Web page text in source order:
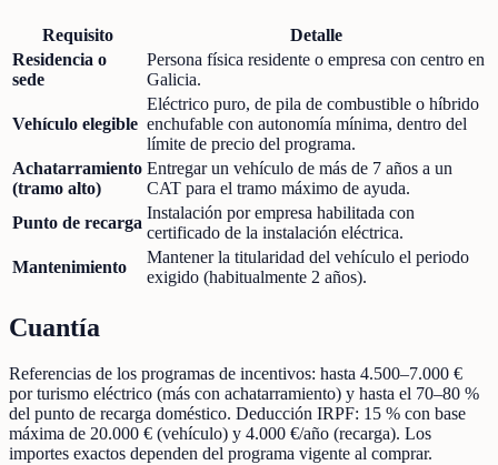
Requisito
Detalle
Residencia o
sede
Persona física residente o empresa con centro en
Galicia.
Vehículo elegible
Eléctrico puro, de pila de combustible o híbrido
enchufable con autonomía mínima, dentro del
límite de precio del programa.
Achatarramiento
(tramo alto)
Entregar un vehículo de más de 7 años a un
CAT para el tramo máximo de ayuda.
Punto de recarga
Instalación por empresa habilitada con
certificado de la instalación eléctrica.
Mantenimiento
Mantener la titularidad del vehículo el periodo
exigido (habitualmente 2 años).
Cuantía
Referencias de los programas de incentivos: hasta 4.500–7.000 €
por turismo eléctrico (más con achatarramiento) y hasta el 70–80 %
del punto de recarga doméstico. Deducción IRPF: 15 % con base
máxima de 20.000 € (vehículo) y 4.000 €/año (recarga). Los
importes exactos dependen del programa vigente al comprar.